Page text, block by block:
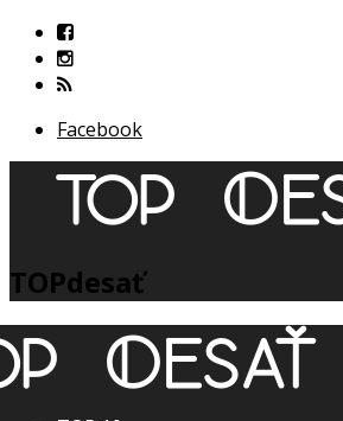
Facebook
TOPdesať